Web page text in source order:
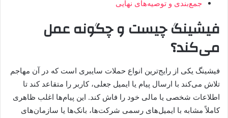
جمع‌بندی و توصیه‌های نهایی
فیشینگ چیست و چگونه عمل
می‌کند؟
فیشینگ یکی از رایج‌ترین انواع حملات سایبری است که در آن مهاجم
تلاش می‌کند با ارسال پیام یا ایمیل جعلی، کاربر را متقاعد کند تا
اطلاعات شخصی یا مالی خود را فاش کند. این پیام‌ها اغلب ظاهری
کاملاً مشابه با ایمیل‌های رسمی شرکت‌ها، بانک‌ها یا سازمان‌های